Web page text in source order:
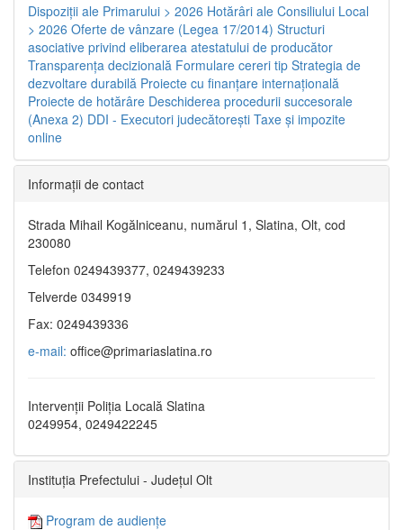
Dispoziţii ale Primarului > 2026 Hotărâri ale Consiliului Local
> 2026 Oferte de vânzare (Legea 17/2014) Structuri
asociative privind eliberarea atestatului de producător
Transparenţa decizională Formulare cereri tip Strategia de
dezvoltare durabilă Proiecte cu finanţare internaţională
Proiecte de hotărâre Deschiderea procedurii succesorale
(Anexa 2) DDI - Executori judecătorești Taxe şi impozite
online
Informaţii de contact
Strada Mihail Kogălniceanu, numărul 1, Slatina, Olt, cod
230080
Telefon 0249439377, 0249439233
Telverde 0349919
Fax: 0249439336
e-mail: office@primariaslatina.ro
Intervenții Poliția Locală Slatina
0249954, 0249422245
Instituția Prefectului - Județul Olt
Program de audiențe